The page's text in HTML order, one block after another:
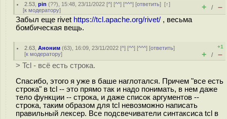
2.53 ,pin (??), 15:48, 23/11/2022 [^] [^^] [^^^] [ответить][↑]
[к модератору] + / –
Забыл еще rivet https://tcl.apache.org/rivet/ , весьма
бомбическая вещь.
2.63 ,Аноним (63), 16:09, 23/11/2022 [^] [^^] [^^^] [ответить]
[к модератору]
+1
+ / –
> Tcl - всё есть строка.
Спасибо, этого я уже в баше наглотался. Причем "все есть
строка" в tcl -- это прямо так и надо понимать, в нем даже
тело функции -- строка, и даже список аргументов --
строка, таким образом для tcl невозможно написать
правильный лексер. Все подсвечиватели синтаксиса tcl в